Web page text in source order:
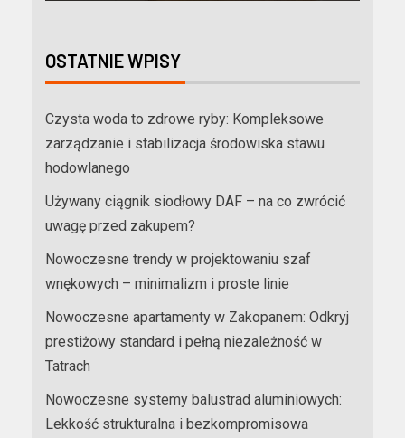
OSTATNIE WPISY
Czysta woda to zdrowe ryby: Kompleksowe
zarządzanie i stabilizacja środowiska stawu
hodowlanego
Używany ciągnik siodłowy DAF – na co zwrócić
uwagę przed zakupem?
Nowoczesne trendy w projektowaniu szaf
wnękowych – minimalizm i proste linie
Nowoczesne apartamenty w Zakopanem: Odkryj
prestiżowy standard i pełną niezależność w
Tatrach
Nowoczesne systemy balustrad aluminiowych:
Lekkość strukturalna i bezkompromisowa